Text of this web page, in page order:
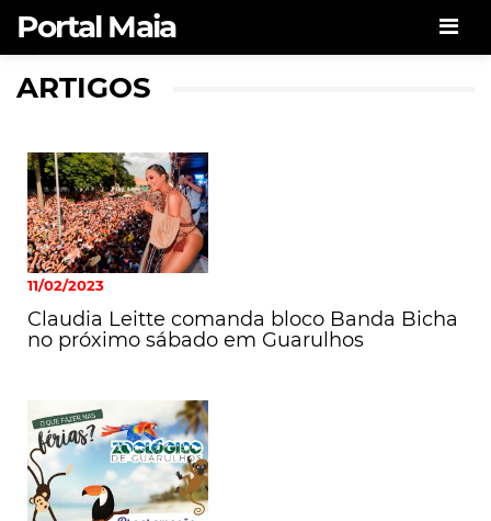
Portal Maia
ARTIGOS
11/02/2023
Claudia Leitte comanda bloco Banda Bicha
no próximo sábado em Guarulhos